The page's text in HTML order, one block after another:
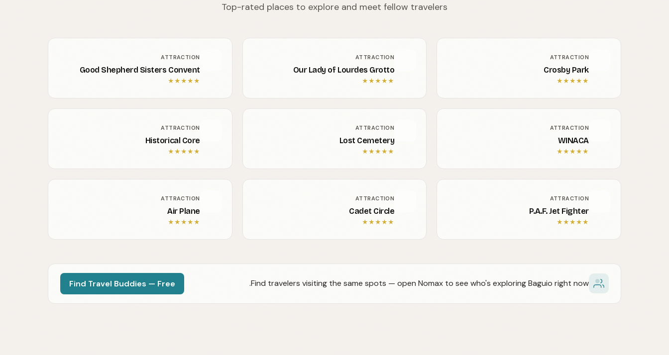
Top-rated places to explore and meet fellow travelers
ATTRACTION
Crosby Park
★
★
★
★
★
ATTRACTION
Our Lady of Lourdes Grotto
★
★
★
★
★
ATTRACTION
Good Shepherd Sisters Convent
★
★
★
★
★
ATTRACTION
WINACA
★
★
★
★
★
ATTRACTION
Lost Cemetery
★
★
★
★
★
ATTRACTION
Historical Core
★
★
★
★
★
ATTRACTION
P.A.F. Jet Fighter
★
★
★
★
★
ATTRACTION
Cadet Circle
★
★
★
★
★
ATTRACTION
Air Plane
★
★
★
★
★
Find travelers visiting the same spots — open Nomax to see who's exploring Baguio right now.
Find Travel Buddies — Free